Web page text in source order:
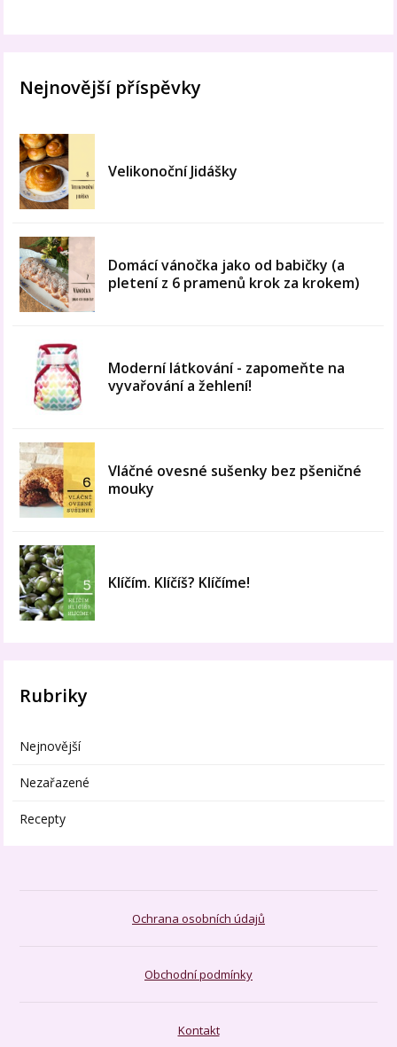
Nejnovější příspěvky
Velikonoční Jidášky
Domácí vánočka jako od babičky (a
pletení z 6 pramenů krok za krokem)
Moderní látkování - zapomeňte na
vyvařování a žehlení!
Vláčné ovesné sušenky bez pšeničné
mouky
Klíčím. Klíčíš? Klíčíme!
Rubriky
Nejnovější
Nezařazené
Recepty
Ochrana osobních údajů
Obchodní podmínky
Kontakt